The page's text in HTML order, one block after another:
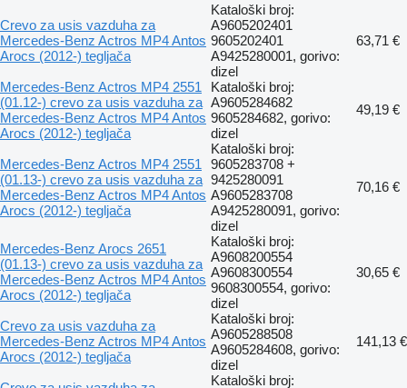
Crevo za usis vazduha za
Mercedes-Benz Actros MP4 Antos
Arocs (2012-) tegljača
Kataloški broj:
A9605202401
9605202401
A9425280001, gorivo:
dizel
63,71 €
Mercedes-Benz Actros MP4 2551
(01.12-) crevo za usis vazduha za
Mercedes-Benz Actros MP4 Antos
Arocs (2012-) tegljača
Kataloški broj:
A9605284682
9605284682, gorivo:
dizel
49,19 €
Mercedes-Benz Actros MP4 2551
(01.13-) crevo za usis vazduha za
Mercedes-Benz Actros MP4 Antos
Arocs (2012-) tegljača
Kataloški broj:
9605283708 +
9425280091
A9605283708
A9425280091, gorivo:
dizel
70,16 €
Mercedes-Benz Arocs 2651
(01.13-) crevo za usis vazduha za
Mercedes-Benz Actros MP4 Antos
Arocs (2012-) tegljača
Kataloški broj:
A9608200554
A9608300554
9608300554, gorivo:
dizel
30,65 €
Crevo za usis vazduha za
Mercedes-Benz Actros MP4 Antos
Arocs (2012-) tegljača
Kataloški broj:
A9605288508
A9605284608, gorivo:
dizel
141,13 €
Kataloški broj: